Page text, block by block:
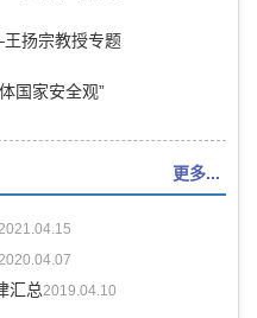
扬宗教授专题
国家安全观”
更多...
汇总2019.04.10